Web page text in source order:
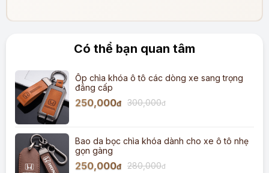
Có thể bạn quan tâm
Ốp chìa khóa ô tô các dòng xe sang trọng
đẳng cấp
250,000đ 300,000đ
Bao da bọc chìa khóa dành cho xe ô tô nhẹ
gọn gàng
250,000đ 280,000đ